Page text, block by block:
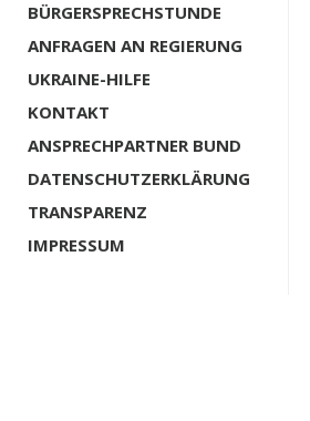
BÜRGERSPRECHSTUNDE
ANFRAGEN AN REGIERUNG
UKRAINE-HILFE
KONTAKT
ANSPRECHPARTNER BUND
DATENSCHUTZERKLÄRUNG
TRANSPARENZ
IMPRESSUM